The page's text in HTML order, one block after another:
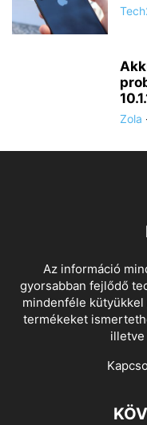
Zola
Az információ
gyorsabban fejlődő
mindenféle
termékeket
illetve